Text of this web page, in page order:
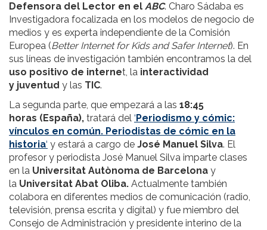
Defensora del Lector en el ABC. Charo Sádaba es
Investigadora focalizada en los modelos de negocio de
medios y es experta independiente de la Comisión
Europea (Better Internet for Kids and Safer Internet). En
sus líneas de investigación también encontramos la del
uso positivo de internet, la interactividad
y juventud y las TIC.
La segunda parte, que empezará a las 18:45
horas (España), tratará del ‘ Periodismo y cómic:
vínculos en común. Periodistas de cómic en la
historia‘ y estará a cargo de José Manuel Silva. El
profesor y periodista José Manuel Silva imparte clases
en la Universitat Autònoma de Barcelona y
la Universitat Abat Oliba. Actualmente también
colabora en diferentes medios de comunicación (radio,
televisión, prensa escrita y digital) y fue miembro del
Consejo de Administración y presidente interino de la